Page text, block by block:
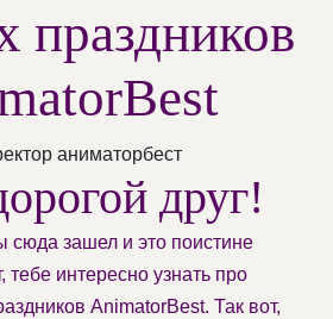
праздников
друг!
сюда зашел и это поистине
тебе интересно узнать про
AnimatorBest. Так вот,